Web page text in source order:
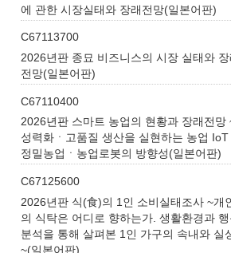
에 관한 시장실태와 장래전망(일본어판)
C67113700
2026년판 종묘 비즈니스의 시장 실태와 장
전망(일본어판)
C67110400
2026년판 스마트 농업의 현황과 장래전망
성력화ㆍ고품질 생산을 실현하는 농업 IoT
정밀농업ㆍ농업로봇의 방향성(일본어판)
C67125600
2026년판 식(食)의 1인 소비실태조사 ~개
의 식탁은 어디로 향하는가. 생활환경과 행
분석을 통해 살펴본 1인 가구의 속내와 실
~(일본어판)